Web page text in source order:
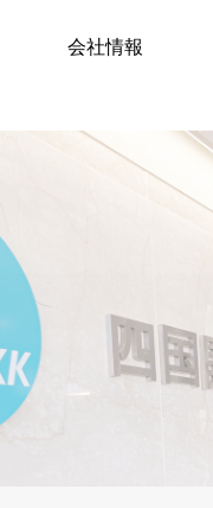
会社情報